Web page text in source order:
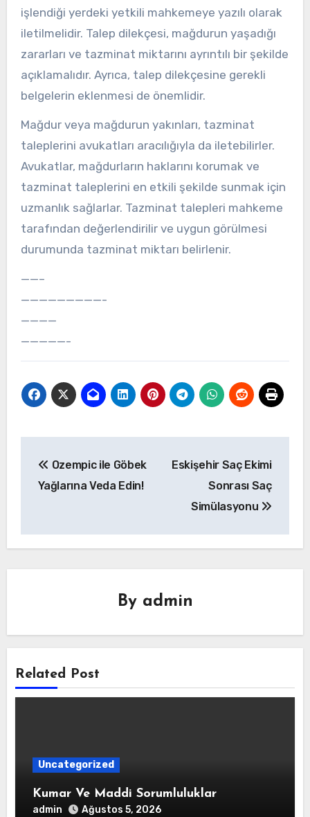
işlendiği yerdeki yetkili mahkemeye yazılı olarak
iletilmelidir. Talep dilekçesi, mağdurun yaşadığı
zararları ve tazminat miktarını ayrıntılı bir şekilde
açıklamalıdır. Ayrıca, talep dilekçesine gerekli
belgelerin eklenmesi de önemlidir.
Mağdur veya mağdurun yakınları, tazminat
taleplerini avukatları aracılığıyla da iletebilirler.
Avukatlar, mağdurların haklarını korumak ve
tazminat taleplerini en etkili şekilde sunmak için
uzmanlık sağlarlar. Tazminat talepleri mahkeme
tarafından değerlendirilir ve uygun görülmesi
durumunda tazminat miktarı belirlenir.
——–
—————————-
————
—————-
gezinmesi
Ozempic ile Göbek
Yağlarına Veda Edin!
Eskişehir Saç Ekimi
Sonrası Saç
Simülasyonu
By admin
Related Post
Uncategorized
Kumar Ve Maddi Sorumluluklar
admin Ağustos 5, 2026